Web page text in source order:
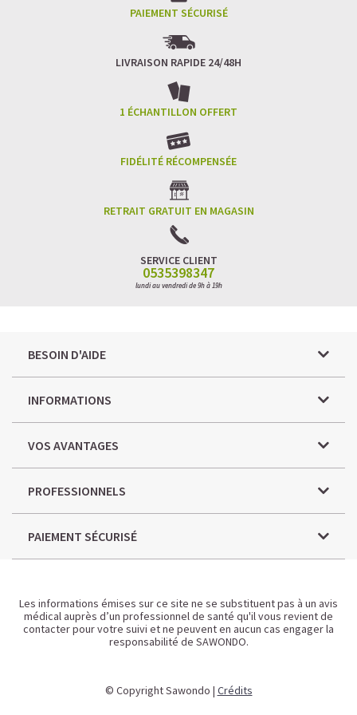
PAIEMENT SÉCURISÉ
LIVRAISON RAPIDE 24/48H
1 ÉCHANTILLON OFFERT
FIDÉLITÉ RÉCOMPENSÉE
RETRAIT GRATUIT EN MAGASIN
SERVICE CLIENT
0535398347
lundi au vendredi de 9h à 19h
BESOIN D'AIDE
INFORMATIONS
VOS AVANTAGES
PROFESSIONNELS
PAIEMENT SÉCURISÉ
Les informations émises sur ce site ne se substituent pas à un avis
médical auprès d’un professionnel de santé qu'il vous revient de
contacter pour votre suivi et ne peuvent en aucun cas engager la
responsabilité de SAWONDO.
© Copyright Sawondo | Crédits